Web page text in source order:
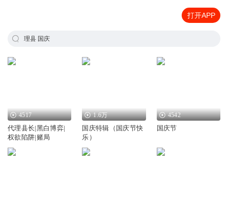
打开APP
理县 国庆
4517
代理县长|黑白博弈|
权欲陷阱|赌局
1.6万
国庆特辑（国庆节快
乐）
4542
国庆节